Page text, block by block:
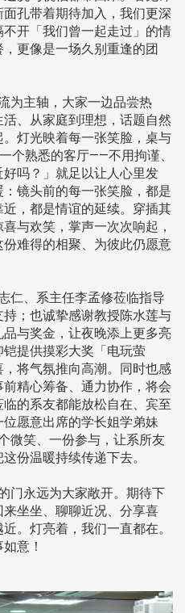
孔带着期待加入，我们更深
开「我们曾一起走过」的情
更像是一场久别重逢的团
为主轴，大家一边品尝热
、从家庭到理想，话题自然
灯光映着每一张笑脸，桌与
个熟悉的客厅——不用拘谨、
吗？」就足以让人心里发
镜头前的每一张笑脸，都是
，都是情谊的延续。穿插其
与欢笑，掌声一次次响起，
难得的相聚、为彼此仍愿意
仁、系主任李孟修莅临指导
；也诚挚感谢教授陈水莲与
与奖金，让夜晚添上更多亮
提供摸彩大奖「电玩萤
将气氛推向高潮。同时也感
精心筹备、通力协作，将会
的系友都能放松自在、宾至
愿意出席的学长姐学弟妹
微笑、一份参与，让系所友
份温暖持续传递下去。
门永远为大家敞开。期待下
坐坐、聊聊近况、分享喜
。灯亮着，我们一直都在。
意！